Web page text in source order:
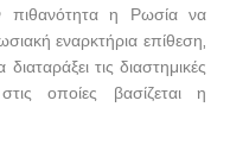
πιθανότητα η Ρωσία να
εναρκτήρια επίθεση,
τις διαστημικές
οποίες βασίζεται η